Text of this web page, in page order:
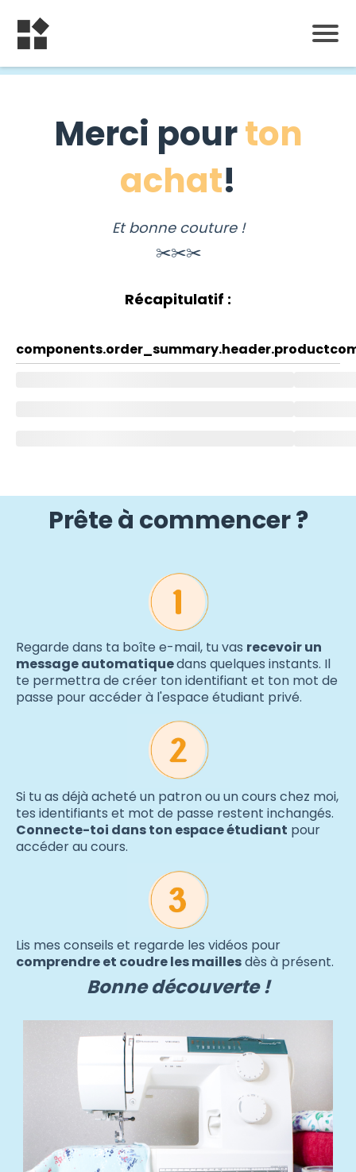
Merci pourton
achat!
Et bonne couture !
✂️✂️✂️
Récapitulatif :
components.order_summary.header.product
Prête à commencer ?
Regarde dans ta boîte e-mail, tu vas recevoir un
message automatiquedans quelques instants. Il
te permettra de créer ton identifiant et ton mot de
passe pour accéder à l'espace étudiant privé.
Si tu as déjà acheté un patron ou un cours chez moi,
tes identifiants et mot de passe restent inchangés.
Connecte-toi dans ton espace étudiant pour
accéder au cours.
Lis mes conseils et regarde les vidéos pour
comprendre et coudre les maillesdès à présent.
Bonne découverte !